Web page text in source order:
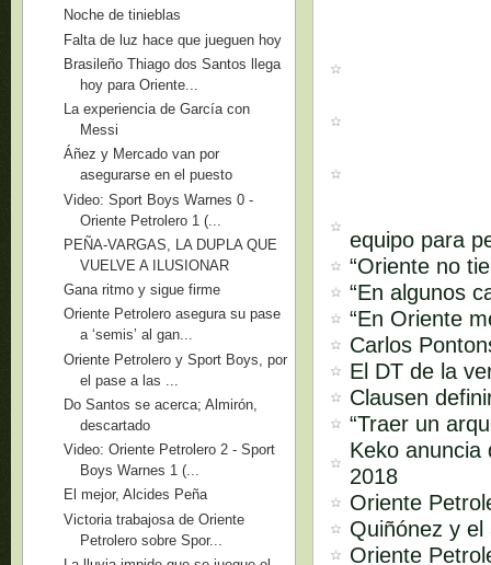
equipo para
“Oriente no
“En algunos
“En Oriente
Carlos
El DT de la
Clausen
“Traer un
Keko anuncia
2018
Oriente
Quiñónez y
Oriente
Noche de tinieblas
Falta de luz hace que jueguen hoy
Brasileño Thiago dos Santos llega
hoy para Oriente...
La experiencia de García con
Messi
Áñez y Mercado van por
asegurarse en el puesto
Video: Sport Boys Warnes 0 -
Oriente Petrolero 1 (...
PEÑA-VARGAS, LA DUPLA QUE
VUELVE A ILUSIONAR
Gana ritmo y sigue firme
Oriente Petrolero asegura su pase
a ‘semis’ al gan...
Oriente Petrolero y Sport Boys, por
el pase a las ...
Do Santos se acerca; Almirón,
descartado
Video: Oriente Petrolero 2 - Sport
Boys Warnes 1 (...
El mejor, Alcides Peña
Victoria trabajosa de Oriente
Petrolero sobre Spor...